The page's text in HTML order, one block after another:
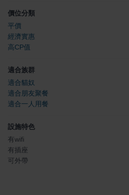
價位分類
平價
經濟實惠
高CP值
適合族群
適合貓奴
適合朋友聚餐
適合一人用餐
設施特色
有wifi
有插座
可外帶